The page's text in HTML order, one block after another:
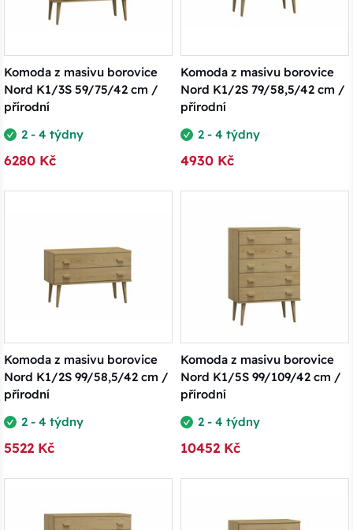
Komoda z masivu borovice
Nord K1/3S 59/75/42 cm /
přírodní
2 - 4 týdny
6280 Kč
Komoda z masivu borovice
Nord K1/2S 79/58,5/42 cm /
přírodní
2 - 4 týdny
4930 Kč
Komoda z masivu borovice
Nord K1/2S 99/58,5/42 cm /
přírodní
2 - 4 týdny
5522 Kč
Komoda z masivu borovice
Nord K1/5S 99/109/42 cm /
přírodní
2 - 4 týdny
10452 Kč